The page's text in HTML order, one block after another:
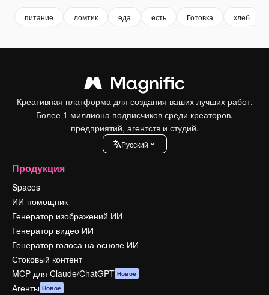
питание ломтик еда есть Готовка хлеб
Креативная платформа для создания ваших лучших работ.
Более 1 миллиона подписчиков среди креаторов,
предприятий, агентств и студий.
Pусский
Продукция
Spaces
ИИ-помощник
Генератор изображений ИИ
Генератор видео ИИ
Генератор голоса на основе ИИ
Стоковый контент
MCP для Claude/ChatGPT Новое
Агенты Новое